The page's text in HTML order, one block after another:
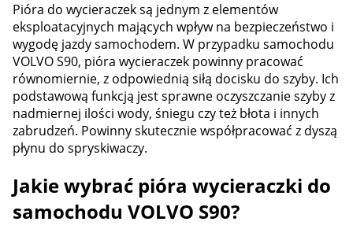
Pióra do wycieraczek są jednym z elementów
eksploatacyjnych mających wpływ na bezpieczeństwo i
wygodę jazdy samochodem. W przypadku samochodu
VOLVO S90, pióra wycieraczek powinny pracować
równomiernie, z odpowiednią siłą docisku do szyby. Ich
podstawową funkcją jest sprawne oczyszczanie szyby z
nadmiernej ilości wody, śniegu czy też błota i innych
zabrudzeń. Powinny skutecznie współpracować z dyszą
płynu do spryskiwaczy.
Jakie wybrać pióra wycieraczki do
samochodu VOLVO S90?